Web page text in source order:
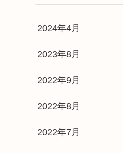
2024年4月
2023年8月
2022年9月
2022年8月
2022年7月